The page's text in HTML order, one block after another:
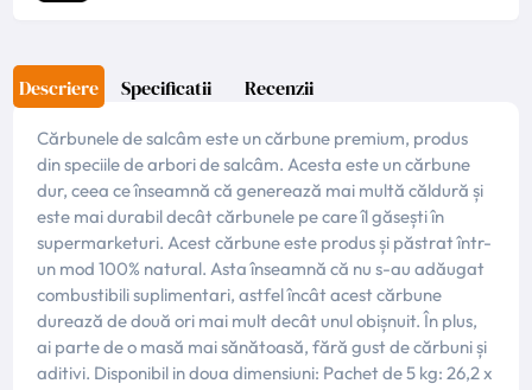
Descriere Specificatii Recenzii
Cărbunele de salcâm este un cărbune premium, produs
din speciile de arbori de salcâm. Acesta este un cărbune
dur, ceea ce înseamnă că generează mai multă căldură și
este mai durabil decât cărbunele pe care îl găsești în
supermarketuri. Acest cărbune este produs și păstrat într-
un mod 100% natural. Asta înseamnă că nu s-au adăugat
combustibili suplimentari, astfel încât acest cărbune
durează de două ori mai mult decât unul obișnuit. În plus,
ai parte de o masă mai sănătoasă, fără gust de cărbuni și
aditivi. Disponibil in doua dimensiuni: Pachet de 5 kg: 26,2 x